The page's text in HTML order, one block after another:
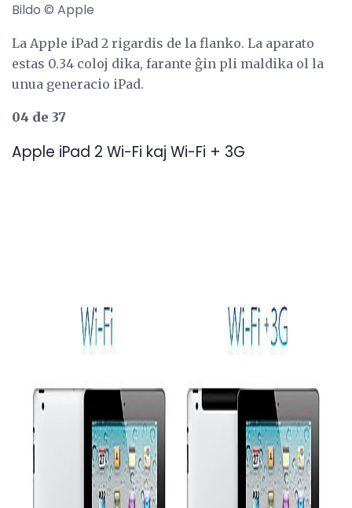
Bildo © Apple
La Apple iPad 2 rigardis de la flanko. La aparato
estas 0.34 coloj dika, farante ĝin pli maldika ol la
unua generacio iPad.
04 de 37
Apple iPad 2 Wi-Fi kaj Wi-Fi + 3G